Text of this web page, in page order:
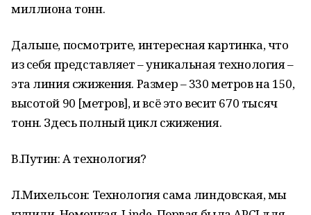
миллиона тонн.
Дальше, посмотрите, интересная картинка, что
из себя представляет – уникальная технология –
эта линия сжижения. Размер – 330 метров на 150,
высотой 90 [метров], и всё это весит 670 тысяч
тонн. Здесь полный цикл сжижения.
В.Путин: А технология?
Л.Михельсон: Технология сама линдовская, мы